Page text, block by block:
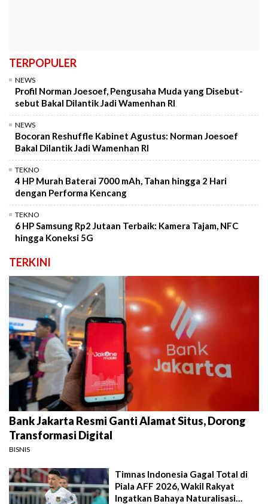
TERPOPULER
NEWS
Profil Norman Joesoef, Pengusaha Muda yang Disebut-
sebut Bakal Dilantik Jadi Wamenhan RI
NEWS
Bocoran Reshuffle Kabinet Agustus: Norman Joesoef
Bakal Dilantik Jadi Wamenhan RI
TEKNO
4 HP Murah Baterai 7000 mAh, Tahan hingga 2 Hari
dengan Performa Kencang
TEKNO
6 HP Samsung Rp2 Jutaan Terbaik: Kamera Tajam, NFC
hingga Koneksi 5G
TERKINI
Bank Jakarta Resmi Ganti Alamat Situs, Dorong
Transformasi Digital
BISNIS
Timnas Indonesia Gagal Total di
Piala AFF 2026, Wakil Rakyat
Ingatkan Bahaya Naturalisasi